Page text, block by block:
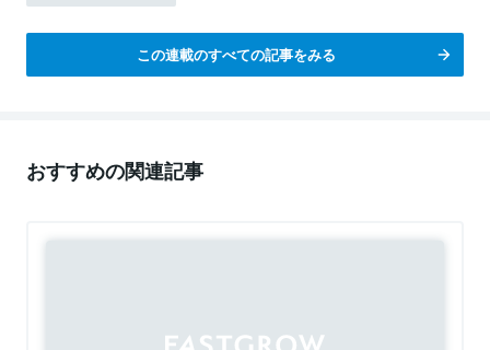
この連載のすべての記事をみる
おすすめの関連記事